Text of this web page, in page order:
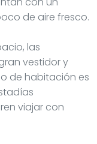
de aire fresco.
las
vestidor y
de habitación es
viajar con